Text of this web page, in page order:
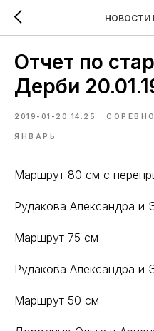
НОВОСТИ
Отчет по
Дерби
2019-01-20 14:25
ЯНВАРЬ
Маршрут 80 см с
Рудакова Александра
Маршрут 75 см
Рудакова Александра и
Маршрут 50 см